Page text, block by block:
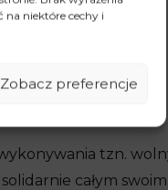
na niektóre cechy i
Zobacz preferencje
ma prawo
majątki spółki.
tzn.
całym